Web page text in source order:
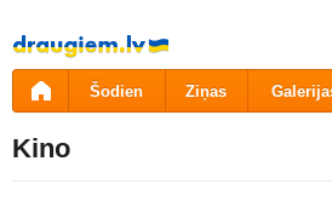
Pāriet
uz
saturu
Šodien Ziņas
Kino